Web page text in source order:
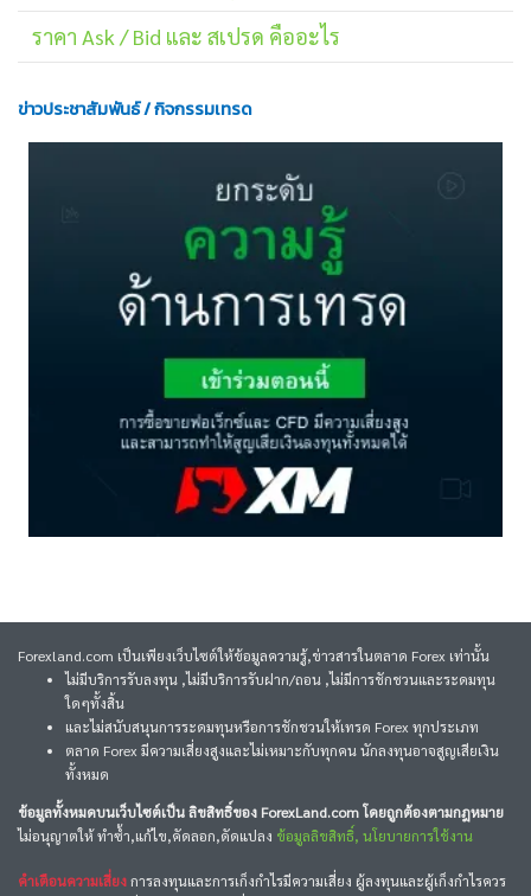
ราคา Ask / Bid และ สเปรด คืออะไร
ข่าวประชาสัมพันธ์ / กิจกรรมเทรด
Forexland.com เป็นเพียงเว็บไซต์ให้ข้อมูลความรู้,ข่าวสารในตลาด Forex เท่านั้น
ไม่มีบริการรับลงทุน ,ไม่มีบริการรับฝาก/ถอน ,ไม่มีการชักชวนและระดมทุน
ใดๆทั้งสิ้น
และไม่สนับสนุนการระดมทุนหรือการชักชวนให้เทรด Forex ทุกประเภท
ตลาด Forex มีความเสี่ยงสูงและไม่เหมาะกับทุกคน นักลงทุนอาจสูญเสียเงิน
ทั้งหมด
ข้อมูลทั้งหมดบนเว็บไซต์เป็น ลิขสิทธิ์ของ ForexLand.com โดยถูกต้องตามกฎหมาย
ไม่อนุญาตให้ ทำซ้ำ,แก้ไข,คัดลอก,ดัดแปลง ข้อมูลลิขสิทธิ์, นโยบายการใช้งาน
คำเตือนความเสี่ยงการลงทุนและการเก็งกำไรมีความเสี่ยง ผู้ลงทุนและผู้เก็งกำไรควร